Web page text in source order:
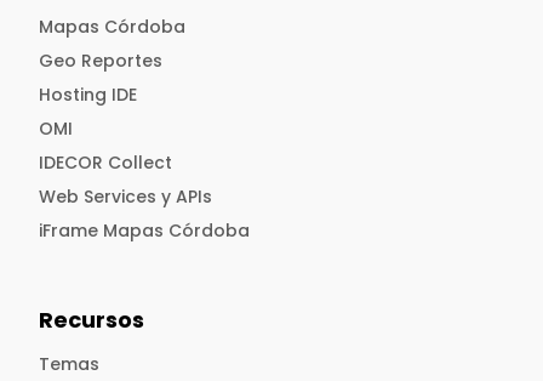
Mapas Córdoba
Geo Reportes
Hosting IDE
OMI
IDECOR Collect
Web Services y APIs
iFrame Mapas Córdoba
Recursos
Temas